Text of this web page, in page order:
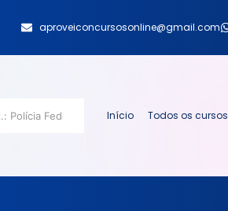
aproveiconcursosonline@gmail.com
Início Todos os cursos